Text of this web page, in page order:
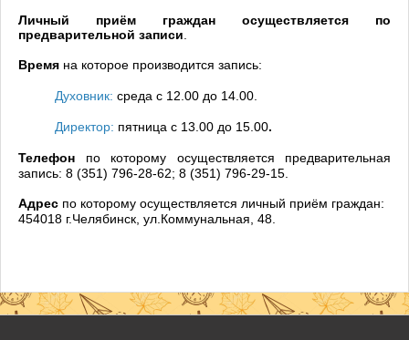
Личный приём граждан осуществляется по
предварительной записи
Время на которое производится запись:
Духовник: среда с 12.00 до 14.00.
Директор: пятница с 13.00 до 15.00.
Телефон по которому осуществляется предварительная
запись: 8 (351) 796-28-62; 8 (351) 796-29-15
Адрес по которому осуществляется личный приём граждан:
454018 г.Челябинск, ул.Коммунальная, 48.